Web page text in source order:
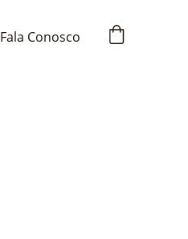
Fala Conosco